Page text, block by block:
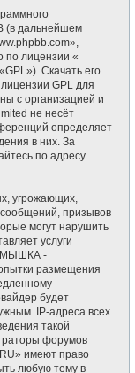
(в дальнейшем
по лицензии «
Скачать его
GPL для
с организацией и
не несёт
определяет
в них. За
по адресу
угрожающих,
призывов
могут нарушить
услуги
-
размещения
будет
IP-адреса всех
такой
форумов
имеют право
любую тему в